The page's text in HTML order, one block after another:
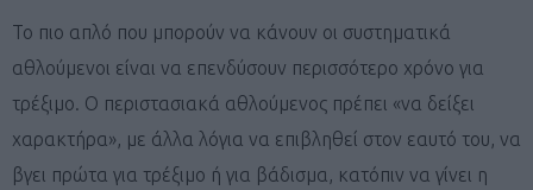
Το πιο απλό που μπορούν να κάνουν οι συστηματικά
αθλούμενοι είναι να επενδύσουν περισσότερο χρόνο για
τρέξιμο. Ο περιστασιακά αθλούμενος πρέπει «να δείξει
χαρακτήρα», με άλλα λόγια να επιβληθεί στον εαυτό του, να
βγει πρώτα για τρέξιμο ή για βάδισμα, κατόπιν να γίνει η